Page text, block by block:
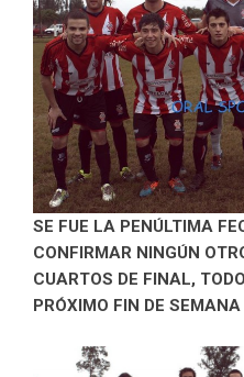
SE FUE LA PENÚLTIMA
CONFIRMAR NINGÚN
CUARTOS DE FINAL,
PRÓXIMO FIN DE SEMANA